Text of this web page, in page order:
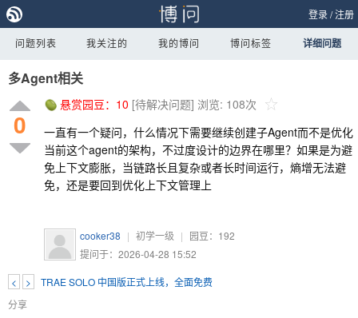
登录/注册
问题列表 我关注的 我的博问 博问标签 详细问题
多Agent相关
0
悬赏园豆： 10 [待解决问题] 浏览: 108次
一直有一个疑问，什么情况下需要继续创建子Agent而不是优化
当前这个agent的架构，不过度设计的边界在哪里？如果是为避
免上下文膨胀，当链路长且复杂或者长时间运行，熵增无法避
免，还是要回到优化上下文管理上
cooker38 | 初学一级 | 园豆： 192
提问于：2026-04-28 15:52
< >
TRAE SOLO 中国版正式上线，全面免费
分享